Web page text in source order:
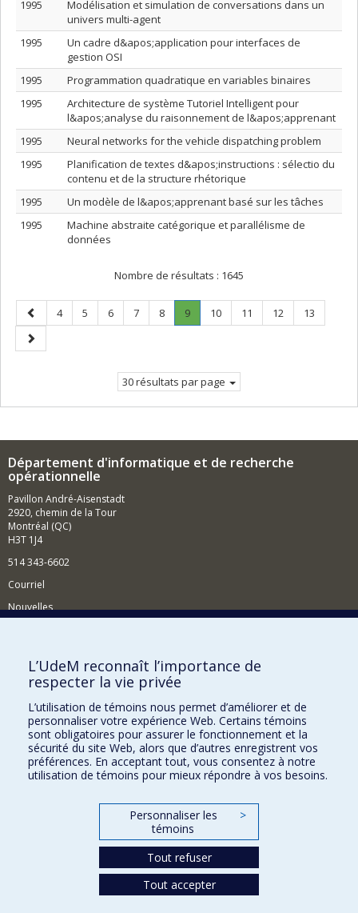
1995
Modélisation et simulation de conversations dans un
univers multi-agent
1995
Un cadre d&apos;application pour interfaces de
gestion OSI
1995
Programmation quadratique en variables binaires
1995
Architecture de système Tutoriel Intelligent pour
l&apos;analyse du raisonnement de l&apos;apprenant
1995
Neural networks for the vehicle dispatching problem
1995
Planification de textes d&apos;instructions : sélectio du
contenu et de la structure rhétorique
1995
Un modèle de l&apos;apprenant basé sur les tâches
1995
Machine abstraite catégorique et parallélisme de
données
Nombre de résultats : 1645
Page
précédente
Page
4 Page
5 Page
6 Page
7 Page
8 Page
9.
Page
Page
10 Page
11 Page
12 Page
13
Page
suivante
30 résultats par page
Département d'informatique et de recherche
opérationnelle
Pavillon André-Aisenstadt
2920, chemin de la Tour
Montréal (QC)
H3T 1J4
514 343-6602
Courriel
Nouvelles
Comment soutenir le Département?
BESOIN D'AIDE?
Plan du site
Signaler une erreur
Accessibilité
FACULTÉ DES ARTS ET DES SCIENCES
Nos départements et écoles
L’UdeM reconnaît l’importance de
respecter la vie privée
L’utilisation de témoins nous permet d’améliorer et de
personnaliser votre expérience Web. Certains témoins
sont obligatoires pour assurer le fonctionnement et la
sécurité du site Web, alors que d’autres enregistrent vos
préférences. En acceptant tout, vous consentez à notre
utilisation de témoins pour mieux répondre à vos besoins.
Personnaliser les
témoins
>
Tout refuser
Tout accepter